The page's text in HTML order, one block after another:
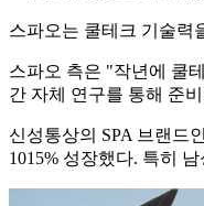
스파오는 쿨테크 기술력
스파오 측은 "작년에 쿨
간 자체 연구를 통해 준
신성통상의 SPA 브랜드
1015% 성장했다. 특히